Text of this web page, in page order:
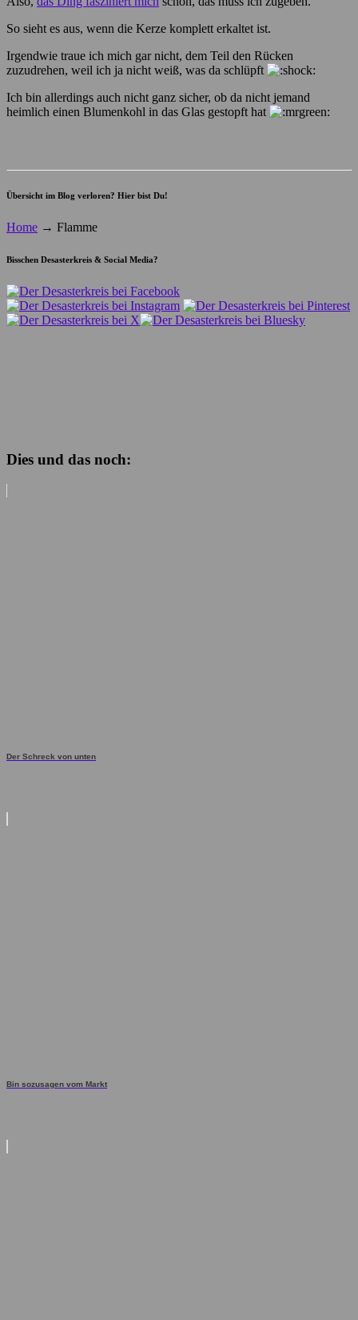
So sieht es aus, wenn die Kerze komplett erkaltet ist.
Irgendwie traue ich mich gar nicht, dem Teil den Rücken
zuzudrehen, weil ich ja nicht weiß, was da schlüpft
Ich bin allerdings auch nicht ganz sicher, ob da nicht jemand
heimlich einen Blumenkohl in das Glas gestopft hat
Übersicht im Blog verloren? Hier bist Du!
Home → Flamme
Bisschen Desasterkreis & Social Media?
Dies und das noch:
Der Schreck von unten
Bin sozusagen vom Markt